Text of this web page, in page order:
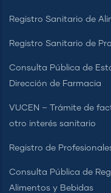
Registro Sanitario de
Registro Sanitario de
Consulta Pública de
Dirección de Farmacia
VUCEN – Trámite de
otro interés sanitario
Registro de
Consulta Pública de
Alimentos y Bebidas